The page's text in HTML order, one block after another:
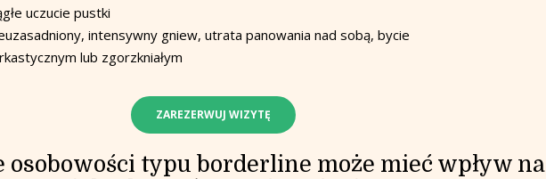
uczucie pustki
intensywny gniew, utrata panowania nad sobą, bycie
lub zgorzkniałym
ZAREZERWUJ WIZYTĘ
osobowości typu borderline może mieć wpływ na